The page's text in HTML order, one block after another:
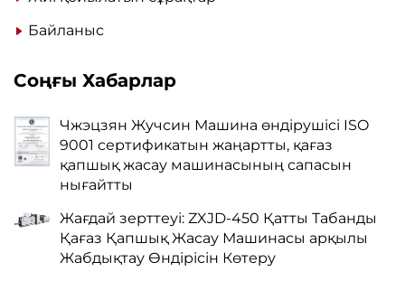
Байланыс
Соңғы Хабарлар
Чжэцзян Жучсин Машина өндірушісі ISO
9001 сертификатын жаңартты, қағаз
қапшық жасау машинасының сапасын
нығайтты
Жағдай зерттеуі: ZXJD-450 Қатты Табанды
Қағаз Қапшық Жасау Машинасы арқылы
Жабдықтау Өндірісін Көтеру